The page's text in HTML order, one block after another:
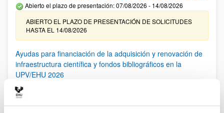
Abierto el plazo de presentación: 07/08/2026 - 14/08/2026
ABIERTO EL PLAZO DE PRESENTACIÓN DE SOLICITUDES
HASTA EL 14/08/2026
Ayudas para financiación de la adquisición y renovación de
infraestructura científica y fondos bibliográficos en la
UPV/EHU 2026